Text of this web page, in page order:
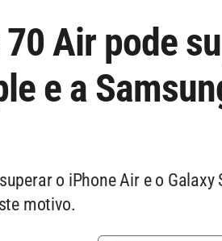
Air pode
e a
o iPhone Air e o Galaxy
motivo.